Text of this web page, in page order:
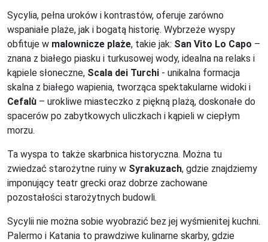
Sycylia, pełna uroków i kontrastów, oferuje zarówno
wspaniałe plaże, jak i bogatą historię. Wybrzeże wyspy
obfituje w malownicze plaże, takie jak: San Vito Lo Capo –
znana z białego piasku i turkusowej wody, idealna na relaks i
kąpiele słoneczne, Scala dei Turchi - unikalna formacja
skalna z białego wapienia, tworząca spektakularne widoki i
Cefalù – urokliwe miasteczko z piękną plażą, doskonałe do
spacerów po zabytkowych uliczkach i kąpieli w ciepłym
morzu.
Ta wyspa to także skarbnica historyczna. Można tu
zwiedzać starożytne ruiny w Syrakuzach, gdzie znajdziemy
imponujący teatr grecki oraz dobrze zachowane
pozostałości starożytnych budowli.
Sycylii nie można sobie wyobrazić bez jej wyśmienitej kuchni.
Palermo i Katania to prawdziwe kulinarne skarby, gdzie